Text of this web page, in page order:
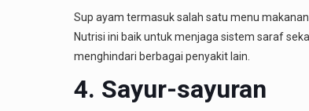
Sup ayam termasuk salah satu menu
Nutrisi ini baik untuk menjaga sistem saraf
menghindari berbagai penyakit lain.
4. Sayur-sayuran